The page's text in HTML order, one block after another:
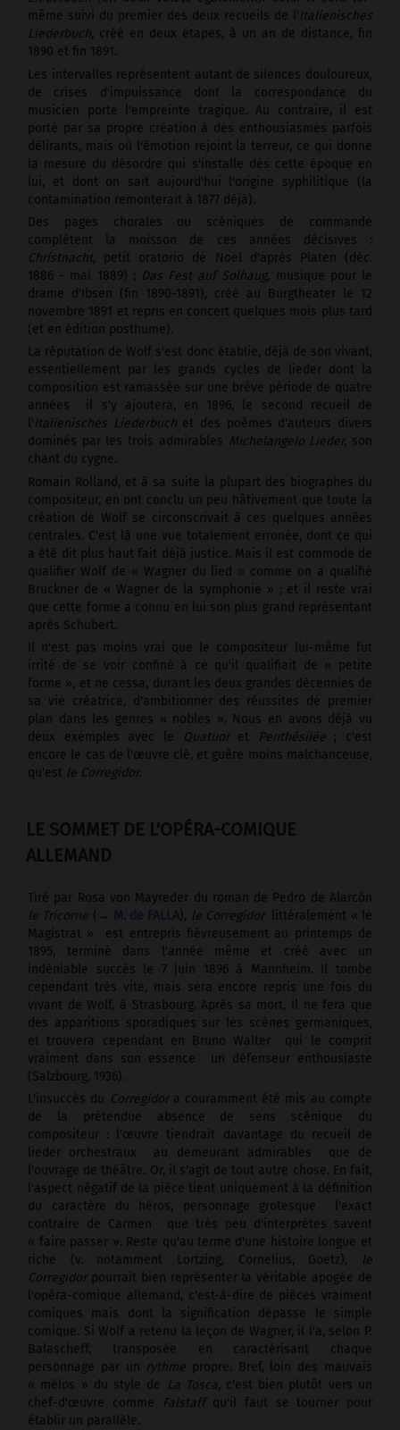
même suivi du premier des deux recueils de l'Italienisches
Liederbuch, créé en deux étapes, à un an de distance, fin
1890 et fin 1891.
Les intervalles représentent autant de silences douloureux,
de crises d'impuissance dont la correspondance du
musicien porte l'empreinte tragique. Au contraire, il est
porté par sa propre création à des enthousiasmes parfois
délirants, mais où l'émotion rejoint la terreur, ce qui donne
la mesure du désordre qui s'installe dès cette époque en
lui, et dont on sait aujourd'hui l'origine syphilitique (la
contamination remonterait à 1877 déjà).
Des pages chorales ou scéniques de commande
complètent la moisson de ces années décisives :
Christnacht,
petit oratorio de Noël d'après Platen (déc.
1886 - mai 1889) ; Das Fest auf Solhaug, musique pour le
drame d'Ibsen (fin 1890-1891), créé au Burgtheater le 12
novembre 1891 et repris en concert quelques mois plus tard
(et en édition posthume).
La réputation de Wolf s'est donc établie, déjà de son vivant,
essentiellement par les grands cycles de lieder dont la
composition est ramassée sur une brève période de quatre
années ­ il s'y ajoutera, en 1896, le second recueil de
l'Italienisches Liederbuch et des poèmes d'auteurs divers
dominés par les trois admirables Michelangelo Lieder, son
chant du cygne.
Romain Rolland, et à sa suite la plupart des biographes du
compositeur, en ont conclu un peu hâtivement que toute la
création de Wolf se circonscrivait à ces quelques années
centrales. C'est là une vue totalement erronée, dont ce qui
a été dit plus haut fait déjà justice. Mais il est commode de
qualifier Wolf de « Wagner du lied » comme on a qualifié
Bruckner de « Wagner de la symphonie » ; et il reste vrai
que cette forme a connu en lui son plus grand représentant
après Schubert.
Il n'est pas moins vrai que le compositeur lui-même fut
irrité de se voir confiné à ce qu'il qualifiait de « petite
forme », et ne cessa, durant les deux grandes décennies de
sa vie créatrice, d'ambitionner des réussites de premier
plan dans les genres « nobles ». Nous en avons déjà vu
deux exemples avec le
Quatuor et Penthésilée; c'est
encore le cas de l'œuvre clé, et guère moins malchanceuse,
qu'est le Corregidor.
LE SOMMET DE L'OPÉRA-COMIQUE
ALLEMAND
Tiré par Rosa von Mayreder du roman de Pedro de Alarcón
le Tricorne (→ ), le Corregidor
­ littéralement « le
Magistrat » ­ est entrepris fiévreusement au printemps de
1895, terminé dans l'année même et créé avec un
indéniable succès le 7 juin 1896 à Mannheim. Il tombe
cependant très vite, mais sera encore repris une fois du
vivant de Wolf, à Strasbourg. Après sa mort, il ne fera que
des apparitions sporadiques sur les scènes germaniques,
et trouvera cependant en Bruno Walter ­ qui le comprit
vraiment dans son essence ­ un défenseur enthousiaste
(Salzbourg, 1936).
L'insuccès du Corregidor a couramment été mis au compte
de la prétendue absence de sens scénique du
compositeur : l'œuvre tiendrait davantage du recueil de
lieder orchestraux ­ au demeurant admirables ­ que de
l'ouvrage de théâtre. Or, il s'agit de tout autre chose. En fait,
l'aspect négatif de la pièce tient uniquement à la définition
du caractère du héros, personnage grotesque ­ l'exact
contraire de Carmen ­ que très peu d'interprètes savent
« faire passer ». Reste qu'au terme d'une histoire longue et
riche (v. notamment Lortzing, Cornelius, Goetz),
le
Corregidor pourrait bien représenter la véritable apogée de
l'opéra-comique allemand, c'est-à-dire de pièces vraiment
comiques mais dont la signification dépasse le simple
comique. Si Wolf a retenu la leçon de Wagner, il l'a, selon P.
Balascheff, transposée en caractérisant chaque
personnage par un rythme propre. Bref, loin des mauvais
« mélos » du style de La Tosca, c'est bien plutôt vers un
chef-d'œuvre comme
Falstaff qu'il faut se tourner pour
établir un parallèle.